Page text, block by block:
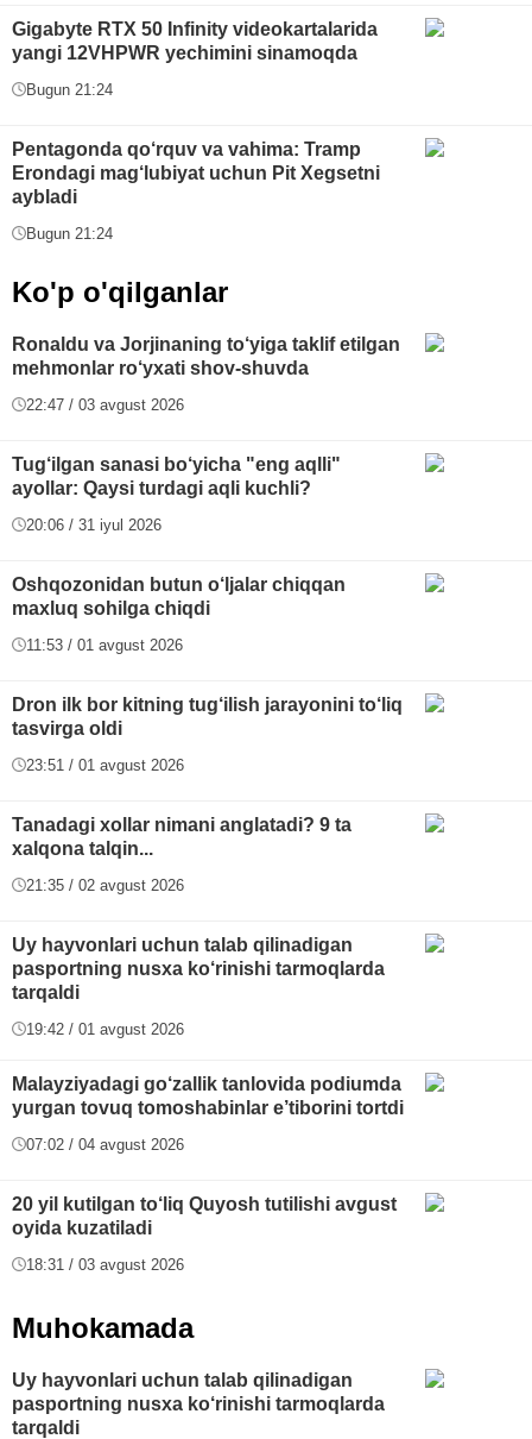
Gigabyte RTX 50 Infinity videokartalarida
yangi 12VHPWR yechimini sinamoqda
Bugun 21:24
Pentagonda qo‘rquv va vahima: Tramp
Erondagi mag‘lubiyat uchun Pit Xegsetni
aybladi
Bugun 21:24
Ko'p o'qilganlar
Ronaldu va Jorjinaning to‘yiga taklif etilgan
mehmonlar ro‘yxati shov-shuvda
22:47 / 03 avgust 2026
Tug‘ilgan sanasi bo‘yicha "eng aqlli"
ayollar: Qaysi turdagi aqli kuchli?
20:06 / 31 iyul 2026
Oshqozonidan butun o‘ljalar chiqqan
maxluq sohilga chiqdi
11:53 / 01 avgust 2026
Dron ilk bor kitning tug‘ilish jarayonini to‘liq
tasvirga oldi
23:51 / 01 avgust 2026
Tanadagi xollar nimani anglatadi? 9 ta
xalqona talqin...
21:35 / 02 avgust 2026
Uy hayvonlari uchun talab qilinadigan
pasportning nusxa ko‘rinishi tarmoqlarda
tarqaldi
19:42 / 01 avgust 2026
Malayziyadagi go‘zallik tanlovida podiumda
yurgan tovuq tomoshabinlar e’tiborini tortdi
07:02 / 04 avgust 2026
20 yil kutilgan to‘liq Quyosh tutilishi avgust
oyida kuzatiladi
18:31 / 03 avgust 2026
Muhokamada
Uy hayvonlari uchun talab qilinadigan
pasportning nusxa ko‘rinishi tarmoqlarda
tarqaldi